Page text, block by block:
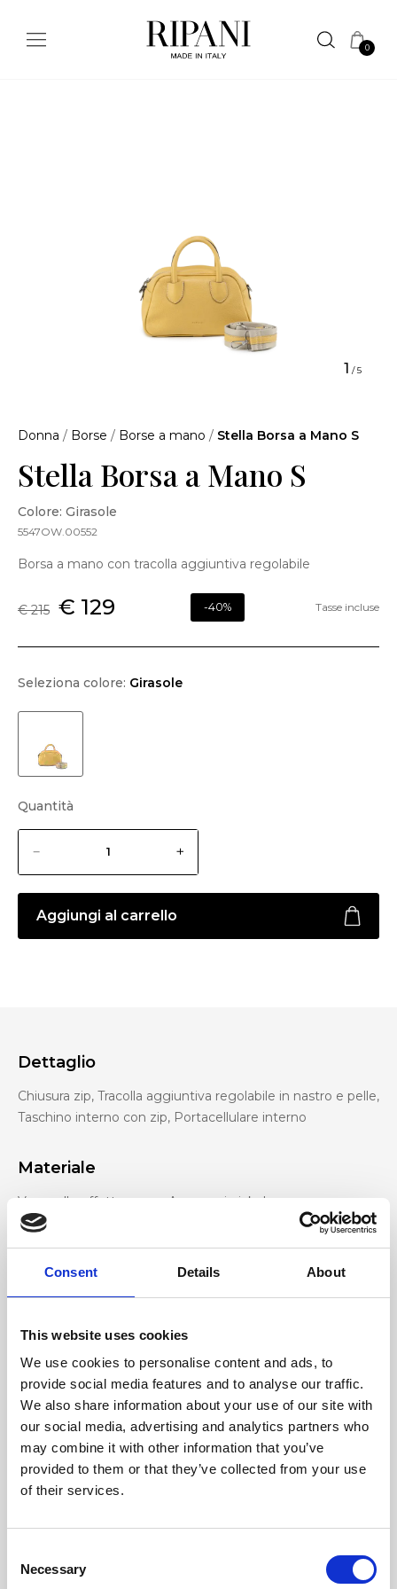
Consent Details About
This website uses cookies
We use cookies to personalise content and ads, to
provide social media features and to analyse our traffic.
We also share information about your use of our site with
our social media, advertising and analytics partners who
may combine it with other information that you’ve
provided to them or that they’ve collected from your use
of their services.
Selection
Necessary
0
1 /5
Donna / Borse / Borse a mano / Stella Borsa a Mano S
Stella Borsa a Mano S
Colore: Girasole
5547OW.00552
Borsa a mano con tracolla aggiuntiva regolabile
€ 215 € 129 -40% Tasse incluse
Seleziona colore: Girasole
Quantità
Aggiungi al carrello
Dettaglio
Chiusura zip, Tracolla aggiuntiva regolabile in nastro e pelle,
Taschino interno con zip, Portacellulare interno
Materiale
Vera pelle effetto cervo, Accessori nickel
Dimensione